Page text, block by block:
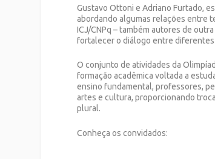
Gustavo Ottoni e Adriano Furtado,
abordando algumas relações entre
ICJ/CNPq – também autores de
fortalecer o diálogo entre diferentes
O conjunto de atividades da
formação acadêmica voltada a
ensino fundamental, professores,
artes e cultura, proporcionando
plural.
Conheça os convidados: